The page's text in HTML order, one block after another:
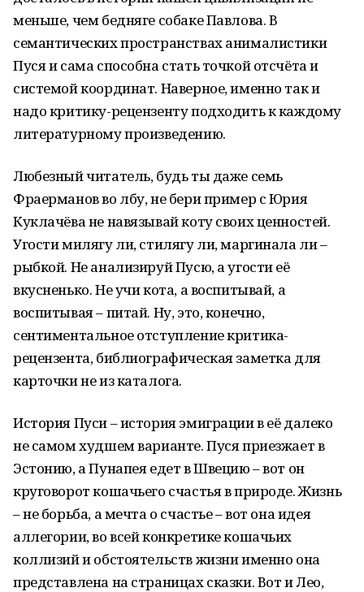
меньше, чем бедняге собаке Павлова. В
семантических пространствах анималистики
Пуся и сама способна стать точкой отсчёта и
системой координат. Наверное, именно так и
надо критику-рецензенту подходить к каждому
литературному произведению.
Любезный читатель, будь ты даже семь
Фраерманов во лбу, не бери пример с Юрия
Куклачёва не навязывай коту своих ценностей.
Угости милягу ли, стилягу ли, маргинала ли –
рыбкой. Не анализируй Пусю, а угости её
вкусненько. Не учи кота, а воспитывай, а
воспитывая – питай. Ну, это, конечно,
сентиментальное отступление критика-
рецензента, библиографическая заметка для
карточки не из каталога.
История Пуси – история эмиграции в её далеко
не самом худшем варианте. Пуся приезжает в
Эстонию, а Пунапея едет в Швецию – вот он
круговорот кошачьего счастья в природе. Жизнь
– не борьба, а мечта о счастье – вот она идея
аллегории, во всей конкретике кошачьих
коллизий и обстоятельств жизни именно она
представлена на страницах сказки. Вот и Лео,